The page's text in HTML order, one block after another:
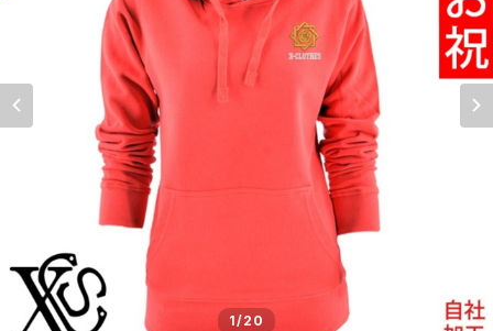
1/20